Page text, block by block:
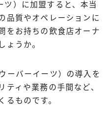
ツ）に加盟すると、本当
品質やオペレーションに
をお持ちの飲食店オーナ
ょうか。
ーバーイーツ）の導入を
ティや業務の手間など、
るものです。